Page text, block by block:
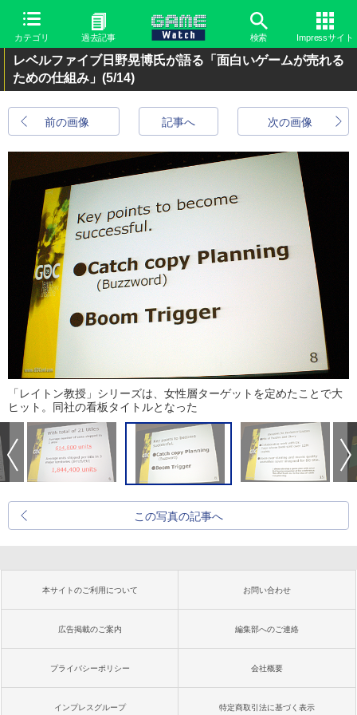
カテゴリ 過去記事 検索 Impressサイト
レベルファイブ日野晃博氏が語る「面白いゲームが売れる
ための仕組み」 (5/14)
前の画像 次の画像
記事へ
「レイトン教授」シリーズは、女性層ターゲットを定めたことで大
ヒット。同社の看板タイトルとなった
この写真の記事へ
本サイトのご利用について お問い合わせ
広告掲載のご案内 編集部へのご連絡
プライバシーポリシー 会社概要
インプレスグループ 特定商取引法に基づく表示